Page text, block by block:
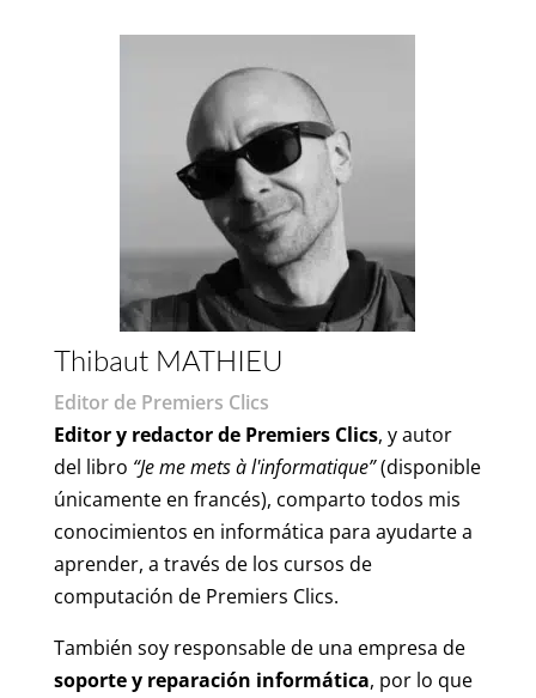
Thibaut MATHIEU
Editor de Premiers Clics
Editor y redactor de Premiers Clics, y autor
del libro “Je me mets à l'informatique”(disponible
únicamente en francés), comparto todos mis
conocimientos en informática para ayudarte a
aprender, a través de los cursos de
computación de Premiers Clics.
También soy responsable de una empresa de
soporte y reparación informática, por lo que